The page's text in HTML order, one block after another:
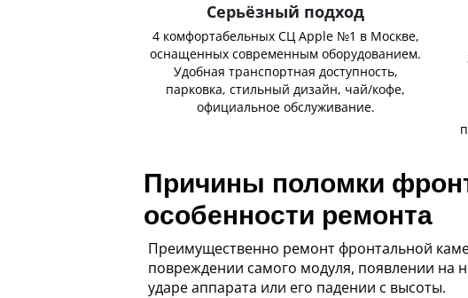
Серьёзный подход
4 комфортабельных СЦ Apple №1 в Москве,
оснащенных современным оборудованием.
Удобная транспортная доступность,
парковка, стильный дизайн, чай/кофе,
официальное обслуживание.
Причины поломки
особенности ремонта
Преимущественно ремонт фронтальной
повреждении самого модуля, появлении на
ударе аппарата или его падении с высоты.